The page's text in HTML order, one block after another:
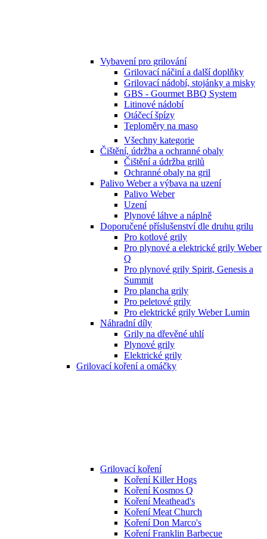
Vybavení pro grilování
Grilovací náčiní a další doplňky
Grilovací nádobí, stojánky a misky
GBS - Gourmet BBQ System
Litinové nádobí
Otáčecí špízy
Teploměry na maso
Všechny kategorie
Čištění, údržba a ochranné obaly
Čištění a údržba grilů
Ochranné obaly na gril
Palivo Weber a výbava na uzení
Palivo Weber
Uzení
Plynové láhve a náplně
Doporučené příslušenství dle druhu grilu
Pro kotlové grily
Pro plynové a elektrické grily Weber
Q
Pro plynové grily Spirit, Genesis a
Summit
Pro plancha grily
Pro peletové grily
Pro elektrické grily Weber Lumin
Náhradní díly
Grily na dřevěné uhlí
Plynové grily
Elektrické grily
Grilovací koření a omáčky
Grilovací koření
Koření Killer Hogs
Koření Kosmos Q
Koření Meathead's
Koření Meat Church
Koření Don Marco's
Koření Franklin Barbecue